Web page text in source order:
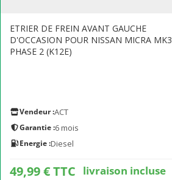
ETRIER DE FREIN AVANT GAUCHE
D'OCCASION POUR NISSAN MICRA MK3
PHASE 2 (K12E)
Vendeur :ACT
Garantie :6 mois
Energie :Diesel
49,99 € TTC livraison incluse